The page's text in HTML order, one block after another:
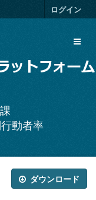
ログイン
動者率
ダウンロード